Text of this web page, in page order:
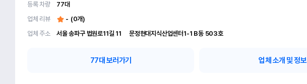
등록 차량 77대
업체 리뷰
- (0개)
업체 주소
서울 송파구 법원로11길 11	문정현대지식산업센터1-1 B동 503호
77대 보러가기 업체 소개 및 정보